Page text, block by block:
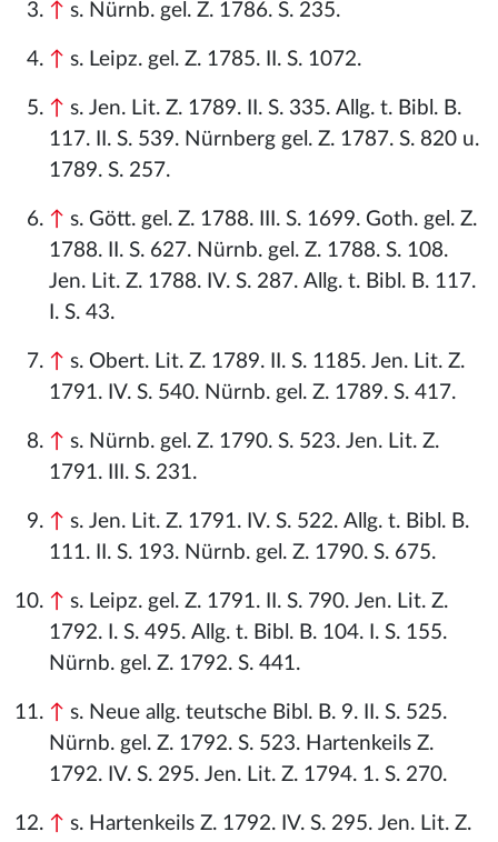
↑ s. Nürnb. gel. Z. 1786. S. 235.
↑ s. Leipz. gel. Z. 1785. II. S. 1072.
↑ s. Jen. Lit. Z. 1789. II. S. 335. Allg. t. Bibl. B.
117. II. S. 539. Nürnberg gel. Z. 1787. S. 820 u.
1789. S. 257.
↑ s. Gött. gel. Z. 1788. III. S. 1699. Goth. gel. Z.
1788. II. S. 627. Nürnb. gel. Z. 1788. S. 108.
Jen. Lit. Z. 1788. IV. S. 287. Allg. t. Bibl. B. 117.
I. S. 43.
↑ s. Obert. Lit. Z. 1789. II. S. 1185. Jen. Lit. Z.
1791. IV. S. 540. Nürnb. gel. Z. 1789. S. 417.
↑ s. Nürnb. gel. Z. 1790. S. 523. Jen. Lit. Z.
1791. III. S. 231.
↑ s. Jen. Lit. Z. 1791. IV. S. 522. Allg. t. Bibl. B.
111. II. S. 193. Nürnb. gel. Z. 1790. S. 675.
↑ s. Leipz. gel. Z. 1791. II. S. 790. Jen. Lit. Z.
1792. I. S. 495. Allg. t. Bibl. B. 104. I. S. 155.
Nürnb. gel. Z. 1792. S. 441.
↑ s. Neue allg. teutsche Bibl. B. 9. II. S. 525.
Nürnb. gel. Z. 1792. S. 523. Hartenkeils Z.
1792. IV. S. 295. Jen. Lit. Z. 1794. 1. S. 270.
↑ s. Hartenkeils Z. 1792. IV. S. 295. Jen. Lit. Z.